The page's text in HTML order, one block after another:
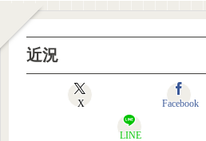
近況
X Facebook
LINE